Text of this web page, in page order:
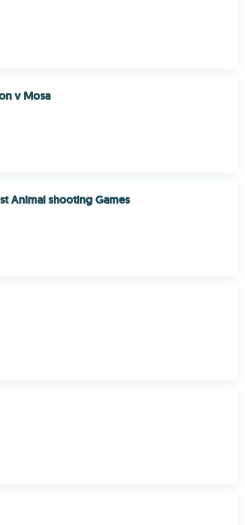
v Mosa
Animal shooting Games